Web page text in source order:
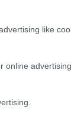
like
online advertising
turbós/